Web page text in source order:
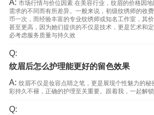
A: 市场行情与价位因素 在美容行业，纹眉的价格因
需求的不同而有所差异。一般来说，初级纹绣师的收
币一次，而经验丰富的专业纹绣师或知名工作室，其
甚至更高，因为她们提供的不仅是技术，更是艺术和
必考虑服务质量与持久效
Q:
纹眉后怎么护理能更好的留色效果
A: 纹眉不仅是妆容点睛之笔，更是展现个性魅力的秘
彩持久不褪，正确的护理至关重要。跟着我，一起解
Q: